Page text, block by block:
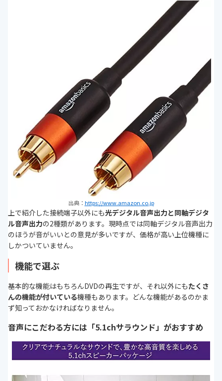
出典： https://www.amazon.co.jp
上で紹介した接続端子以外にも光デジタル音声出力と同軸デジタ
ル音声出力の2種類があります。現時点では同軸デジタル音声出力
のほうが音がいいとの意見が多いですが、価格が高い上位機種に
しかついていません。
機能で選ぶ
基本的な機能はもちろんDVDの再生ですが、それ以外にもたくさ
んの機能が付いている機種もあります。どんな機能があるのかま
ず知っておかなければなりません。
音声にこだわる方には「5.1chサラウンド」がおすすめ